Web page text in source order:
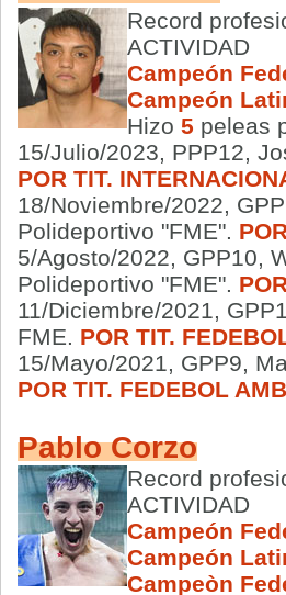
Record
ACTIVIDAD
Campeón
Campeón
Hizo 5 peleas
15/Julio/2023, PPP12,
POR TIT.
18/Noviembre/2022,
Polideportivo "FME".
5/Agosto/2022, GPP10,
Polideportivo "FME".
11/Diciembre/2021,
FME. POR TIT.
15/Mayo/2021, GPP9,
POR TIT. FEDEBOL
Pablo Corzo
Record
ACTIVIDAD
Campeón
Campeón
Campeòn